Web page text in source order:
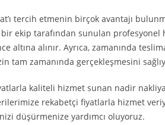
tercih etmenin birçok avantajı
ekip tarafından sunulan profesyonel
altına alınır. Ayrıca, zamanında
tam zamanında gerçekleşmesini
kaliteli hizmet sunan nadir
rekabetçi fiyatlarla hizmet
düşürmenize yardımcı oluyoruz.